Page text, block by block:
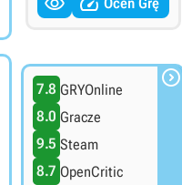
7.8 GRYOnline
8.0 Gracze
9.5 Steam
8.7 OpenCritic
